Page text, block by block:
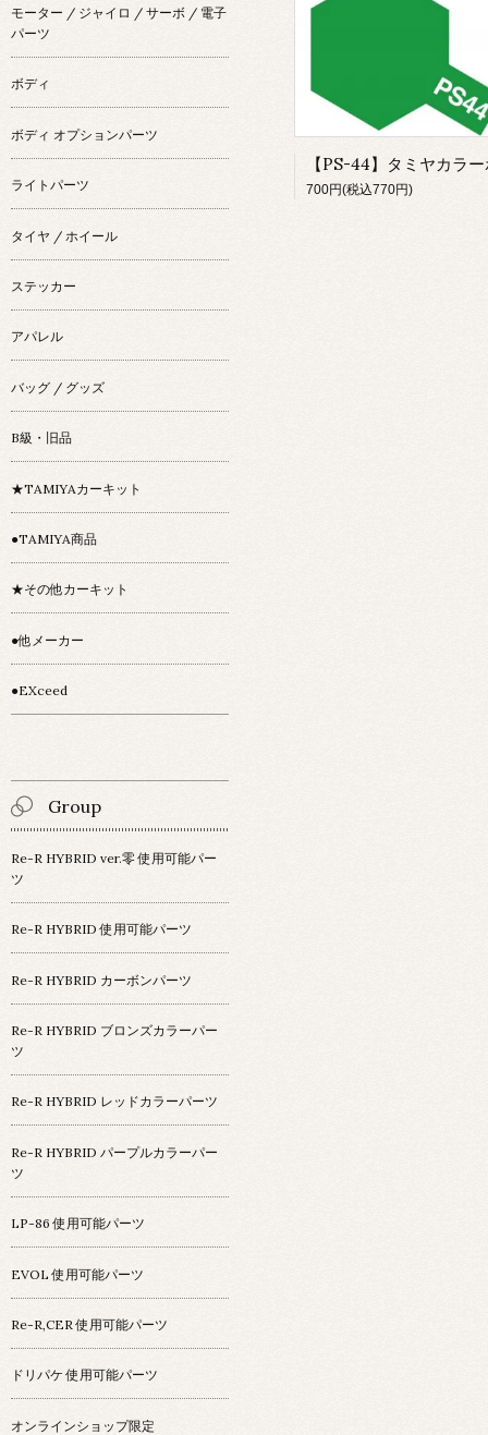
700円(税込770円)
モーター / ジャイロ / サーボ / 電子
パーツ
ボディ
ボディ オプションパーツ
ライトパーツ
タイヤ / ホイール
ステッカー
アパレル
バッグ / グッズ
B級・旧品
★TAMIYAカーキット
●TAMIYA商品
★その他カーキット
●他メーカー
●EXceed
Group
Re-R HYBRID ver.零 使用可能パー
ツ
Re-R HYBRID 使用可能パーツ
Re-R HYBRID カーボンパーツ
Re-R HYBRID ブロンズカラーパー
ツ
Re-R HYBRID レッドカラーパーツ
Re-R HYBRID パープルカラーパー
ツ
LP-86 使用可能パーツ
EVOL 使用可能パーツ
Re-R,CER 使用可能パーツ
ドリパケ 使用可能パーツ
オンラインショップ限定